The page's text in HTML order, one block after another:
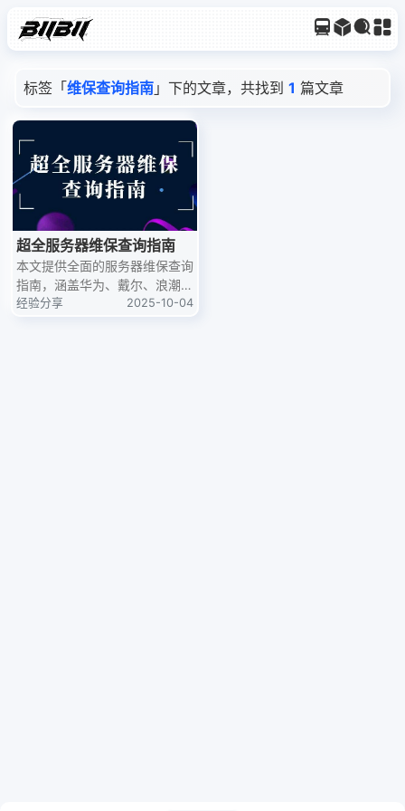
标签「 维保查询指南 」下的文章，共找到 1 篇文章
超全服务器维保查询指南
本文提供全面的服务器维保查询
指南，涵盖华为、戴尔、浪潮、
华三、联想等主流服务器品牌的
经验分享 2025-10-04